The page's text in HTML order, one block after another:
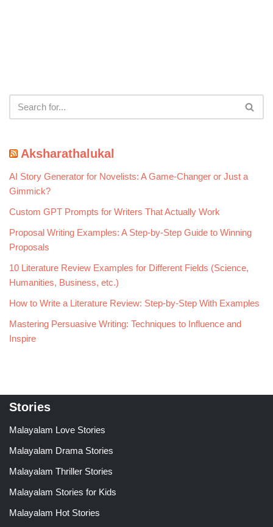
Aksharathalukal
AI Story Generator for Novelists: A Game-Changer or Just a
Gimmick?
Custom GPT Prompts for Writers That Actually Work
Proposal Writing Examples: A Step-by-Step Guide to Winning
Proposals
10 Literature Review Examples for Different Fields (Science,
Humanities, Business, etc.)
How to Write a Literature Review: Step-by-Step With Examples
Mastering Persuasive Writing: Techniques to Influence and
Inspire
Stories
Malayalam Love Stories
Malayalam Drama Stories
Malayalam Thriller Stories
Malayalam Stories for Kids
Malayalam Hot Stories